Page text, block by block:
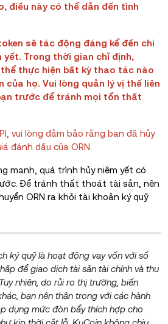
điều này có thể dẫn đến tình
sẽ tác động đáng kể đến chi
yết. Trong thời gian chỉ định,
thực hiện bất kỳ thao tác nào
của họ. Vui lòng quản lý vị thế liên
trước để tránh mọi tổn thất
vui lòng đảm bảo rằng bạn đã hủy
đánh dấu của ORN.
mạnh, quá trình hủy niêm yết có
Để tránh thất thoát tài sản, nên
ORN ra khỏi tài khoản ký quỹ
ký quỹ là hoạt động vay vốn với số
để giao dịch tài sản tài chính và thu
nhiên, do rủi ro thị trường, biến
bạn nên thận trọng với các hành
dụng mức đòn bẩy thích hợp cho